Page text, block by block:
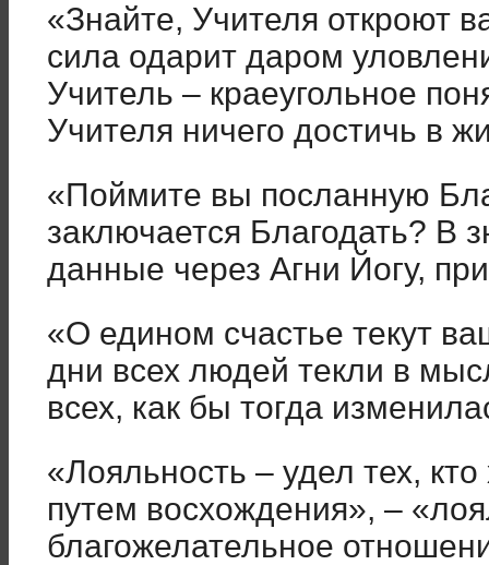
«Знайте, Учителя откроют
сила одарит даром
Учитель – краеугольное
Учителя ничего достичь в
«Поймите вы посланную
заключается Благодать? В
данные через Агни Йогу,
«О едином счастье текут
дни всех людей текли в
всех, как бы тогда
«Лояльность – удел тех,
путем восхождения», –
благожелательное